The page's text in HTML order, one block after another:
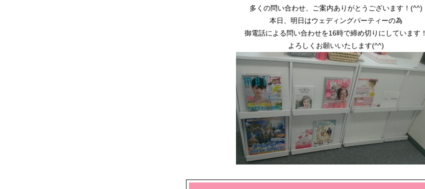
多くの問い合わせ、ご案内ありがとうございます！(^^)
本日、明日はウェディングパーティーの為
御電話による問い合わせを16時で締め切りにしています！
よろしくお願いいたします(^^)